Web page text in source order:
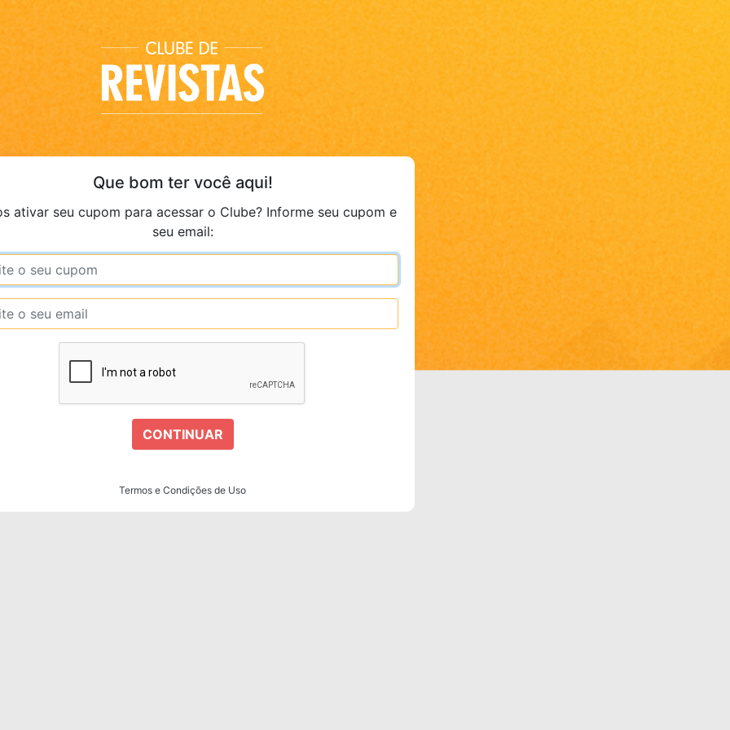
Que bom ter você aqui!
ativar seu cupom para acessar o Clube? Informe seu cupom e
seu email:
CONTINUAR
Termos e Condições de Uso